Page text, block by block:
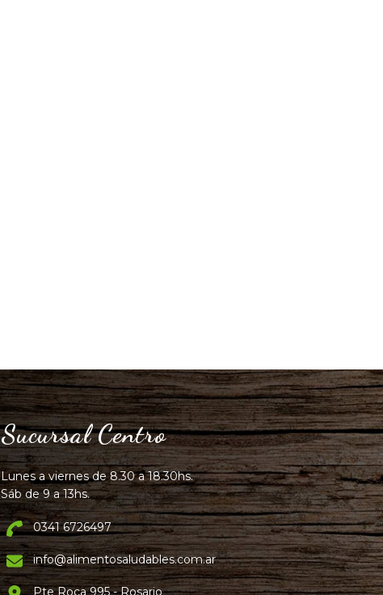
Sucursal Centro
Lunes a viernes de 8.30 a 18.30hs.
Sáb de 9 a 13hs.
0341 6726497
info@alimentosaludables.com.ar
Pte Roca 995 - Rosario